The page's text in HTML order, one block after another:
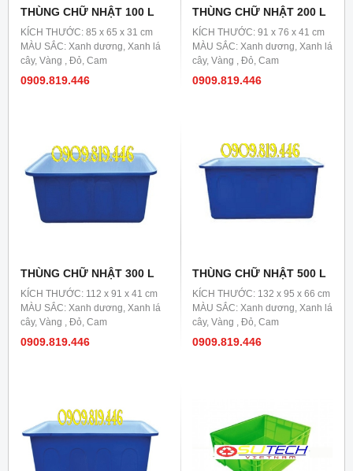
THÙNG CHỮ NHẬT 100 L
KÍCH THƯỚC: 85 x 65 x 31 cm
MÀU SẮC: Xanh dương, Xanh lá
cây, Vàng , Đỏ, Cam
0909.819.446
THÙNG CHỮ NHẬT 200 L
KÍCH THƯỚC: 91 x 76 x 41 cm
MÀU SẮC: Xanh dương, Xanh lá
cây, Vàng , Đỏ, Cam
0909.819.446
THÙNG CHỮ NHẬT 300 L
KÍCH THƯỚC: 112 x 91 x 41 cm
MÀU SẮC: Xanh dương, Xanh lá
cây, Vàng , Đỏ, Cam
0909.819.446
THÙNG CHỮ NHẬT 500 L
KÍCH THƯỚC: 132 x 95 x 66 cm
MÀU SẮC: Xanh dương, Xanh lá
cây, Vàng , Đỏ, Cam
0909.819.446